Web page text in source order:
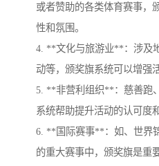
或者赞助的各类体育赛事，
性和氛围。
4. **文化与旅游业**：涉及
动等，颁奖旗系统可以增强
5. **非营利组织**：慈善跑
系统帮助提升活动的认可度
6. **国际赛事**：如、世界
的重大赛事中，颁奖旗是重